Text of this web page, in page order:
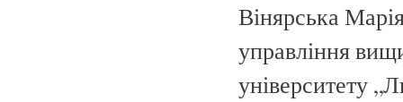
Вінярська
управління
університету